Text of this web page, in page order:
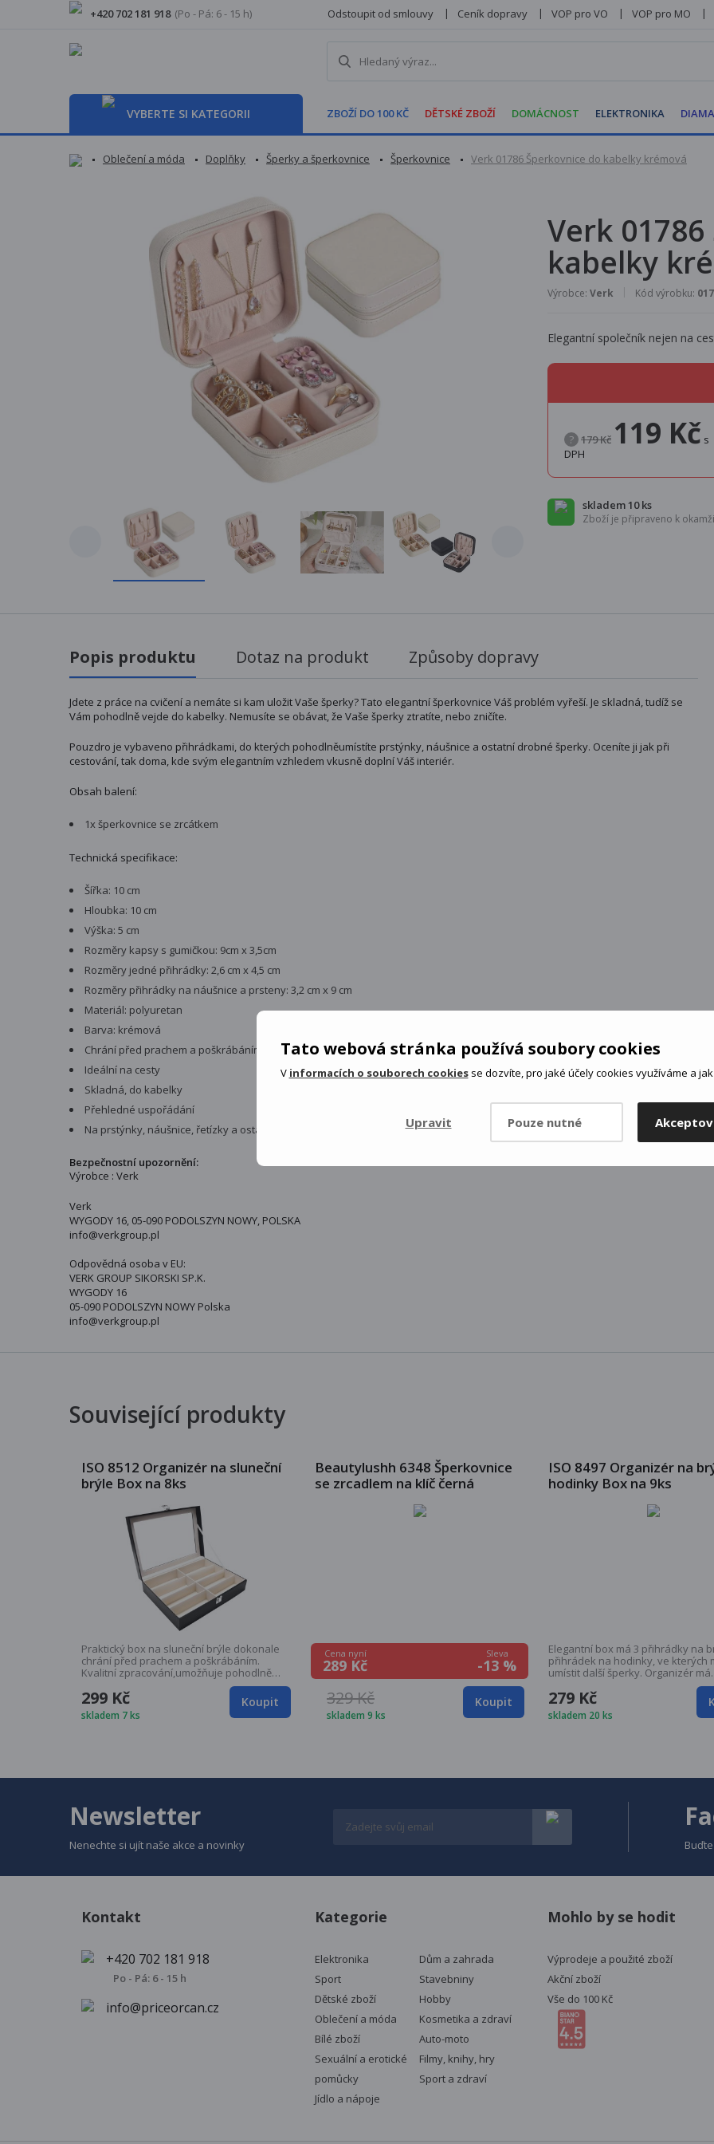
Tato webová stránka používá soubory cookies
V informacích o souborech cookiesse dozvíte, pro jaké účely cookies využíváme a
Upravit Pouze nutné
+420 702 181 918 (Po - Pá: 6 - 15 h) Odstoupit od smlouvy Ceník dopravy VOP pro VO VOP pro MO
VYBERTE SI KATEGORII ZBOŽÍ DO 100 KČ DĚTSKÉ ZBOŽÍ DOMÁCNOST ELEKTRONIKA
Oblečení a móda Doplňky Šperky a šperkovnice Šperkovnice Verk 01786 Šperkovnice do kabelky krémová
Verk
kabelky
Výrobce: Verk Kód výrobku:
Elegantní společník nejen na
? 179 Kč 119 Kč s
DPH
skladem 10 ks
Zboží je připraveno k
Popis produktu Dotaz na produkt Způsoby dopravy
Jdete z práce na cvičení a nemáte si kam uložit Vaše šperky? Tato elegantní šperkovnice Váš problém vyřeší. Je skladná, tudíž se
Vám pohodlně vejde do kabelky. Nemusíte se obávat, že Vaše šperky ztratíte, nebo zničíte.
Pouzdro je vybaveno přihrádkami, do kterých pohodlněumístíte prstýnky, náušnice a ostatní drobné šperky. Oceníte ji jak při
cestování, tak doma, kde svým elegantním vzhledem vkusně doplní Váš interiér.
Obsah balení:
1x šperkovnice se zrcátkem
Technická specifikace:
Šířka: 10 cm
Hloubka: 10 cm
Výška: 5 cm
Rozměry kapsy s gumičkou: 9cm x 3,5cm
Rozměry jedné přihrádky: 2,6 cm x 4,5 cm
Rozměry přihrádky na náušnice a prsteny: 3,2 cm x 9 cm
Materiál: polyuretan
Barva: krémová
Chrání před prachem a poškrábáním
Ideální na cesty
Skladná, do kabelky
Přehledné uspořádání
Na prstýnky, náušnice, řetízky a ostatní drobné šperky
Bezpečnostní upozornění:
Výrobce : Verk
Verk
WYGODY 16, 05-090 PODOLSZYN NOWY, POLSKA
info@verkgroup.pl
Odpovědná osoba v EU:
VERK GROUP SIKORSKI SP.K.
WYGODY 16
05-090 PODOLSZYN NOWY Polska
info@verkgroup.pl
Související produkty
ISO 8512 Organizér na sluneční
brýle Box na 8ks
Praktický box na sluneční brýle dokonale
chrání před prachem a poškrábáním.
Kvalitní zpracování,umožňuje pohodlně
skladovat 8 brýlí. Má pevný kovový
zip,uvnitř potažené měkkým plyšovým
materiálem. Průhledné okno, které
umožňuje náhled do krabice. Rozměry: -
299 Kč
skladem 7 ks
Koupit
Beautylushh 6348 Šperkovnice
se zrcadlem na klíč černá
Cena nyní
289 Kč
Sleva
-13 %
329 Kč
skladem 9 ks
Koupit
ISO 8497 Organizér na
hodinky Box na 9ks
Elegantní box má 3 přihrádky na
přihrádek na hodinky, ve kterých
umístit další šperky. Organizér má
elegantní černou barvu a bílé
které dodává eleganci a styl. Víko
je transparentní.
černáMateriál: ekologická kůže +
prostoru (délka / šířka): 9 / 4,5
17cmHmotnost: 1,05 kgHmotnost s
1,2 kg
279 Kč
skladem 20 ks
Newsletter
Nenechte si ujít naše akce a novinky
Kontakt
+420 702 181 918
Po - Pá: 6 - 15 h
info@priceorcan.cz
Kategorie
Elektronika
Dům a zahrada
Sport
Stavebniny
Dětské zboží
Hobby
Oblečení a móda
Kosmetika a zdraví
Bílé zboží
Auto-moto
Sexuální a erotické
pomůcky
Filmy, knihy, hry
Sport a zdraví
Jídlo a nápoje
Mohlo by se hodit
Výprodeje a použité zboží
Akční zboží
Vše do 100 Kč